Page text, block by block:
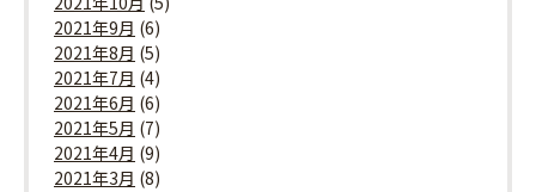
2021年9月 (6)
2021年8月 (5)
2021年7月 (4)
2021年6月 (6)
2021年5月 (7)
2021年4月 (9)
2021年3月 (8)